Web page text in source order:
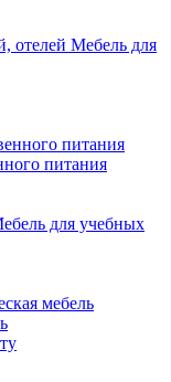
Мебель для
питания
для учебных
мебель